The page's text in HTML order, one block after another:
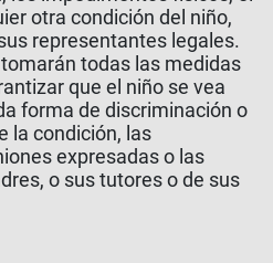
otra condición del niño,
representantes legales.
todas las medidas
que el niño se vea
forma de discriminación o
la condición, las
expresadas o las
o sus tutores o de sus